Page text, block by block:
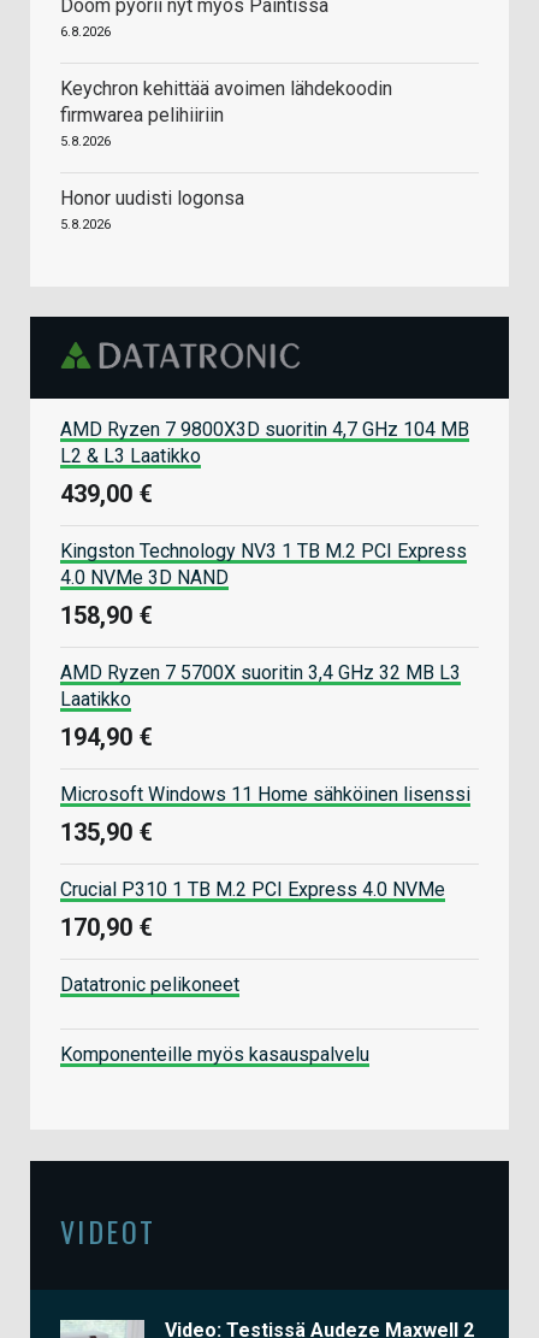
Doom pyörii nyt myös Paintissa
6.8.2026
Keychron kehittää avoimen lähdekoodin
firmwarea pelihiiriin
5.8.2026
Honor uudisti logonsa
5.8.2026
AMD Ryzen 7 9800X3D suoritin 4,7 GHz 104 MB
L2 & L3 Laatikko
439,00 €
Kingston Technology NV3 1 TB M.2 PCI Express
4.0 NVMe 3D NAND
158,90 €
AMD Ryzen 7 5700X suoritin 3,4 GHz 32 MB L3
Laatikko
194,90 €
Microsoft Windows 11 Home sähköinen lisenssi
135,90 €
Crucial P310 1 TB M.2 PCI Express 4.0 NVMe
170,90 €
Datatronic pelikoneet
Komponenteille myös kasauspalvelu
VIDEOT
Video: Testissä Audeze Maxwell 2